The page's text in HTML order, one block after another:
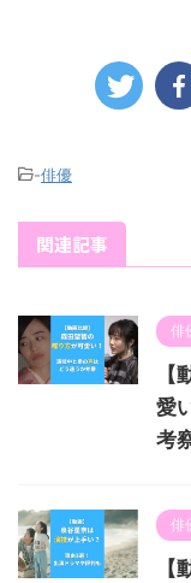
-俳優
関連記事
俳
愛
考
俳